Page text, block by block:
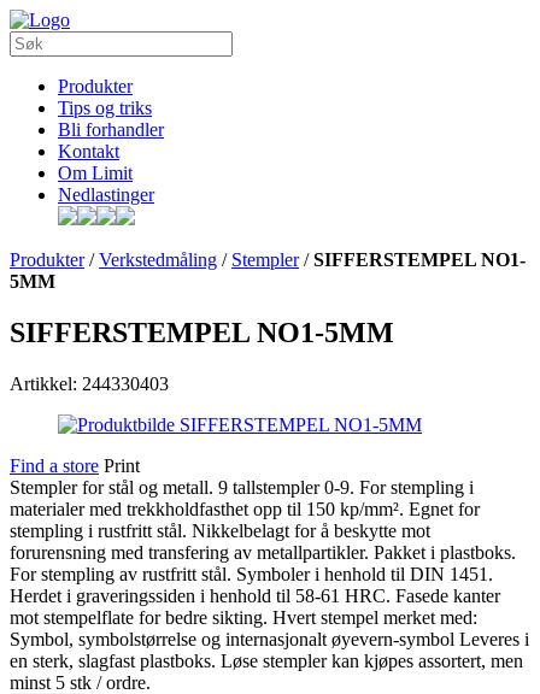
Produkter
Tips og triks
Bli forhandler
Kontakt
Om Limit
Nedlastinger
Produkter/Verkstedmåling / Stempler/SIFFERSTEMPEL NO1-
5MM
SIFFERSTEMPEL NO1-5MM
Artikkel: 244330403
Find a store Print
Stempler for stål og metall. 9 tallstempler 0-9. For stempling i
materialer med trekkholdfasthet opp til 150 kp/mm². Egnet for
stempling i rustfritt stål. Nikkelbelagt for å beskytte mot
forurensning med transfering av metallpartikler. Pakket i plastboks.
For stempling av rustfritt stål. Symboler i henhold til DIN 1451.
Herdet i graveringssiden i henhold til 58-61 HRC. Fasede kanter
mot stempelflate for bedre sikting. Hvert stempel merket med:
Symbol, symbolstørrelse og internasjonalt øyevern-symbol Leveres i
en sterk, slagfast plastboks. Løse stempler kan kjøpes assortert, men
minst 5 stk / ordre.